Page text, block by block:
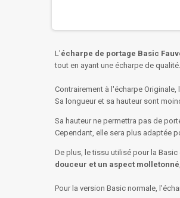
L'écharpe de portage Basic
tout en ayant une écharpe de qualité.
Contrairement à l'écharpe
Sa longueur et sa hauteur sont
Sa hauteur ne permettra pas de
Cependant, elle sera plus adaptée
De plus, le tissu utilisé pour la
douceur et un aspect molletonné
Pour la version Basic normale,